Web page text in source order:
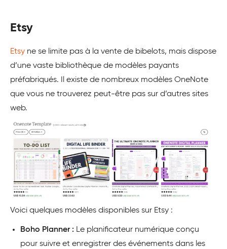
Etsy
Etsy ne se limite pas à la vente de bibelots, mais dispose
d’une vaste bibliothèque de modèles payants
préfabriqués. Il existe de nombreux modèles OneNote
que vous ne trouverez peut-être pas sur d’autres sites
web.
Voici quelques modèles disponibles sur Etsy :
Boho Planner : Le planificateur numérique conçu
pour suivre et enregistrer des événements dans les